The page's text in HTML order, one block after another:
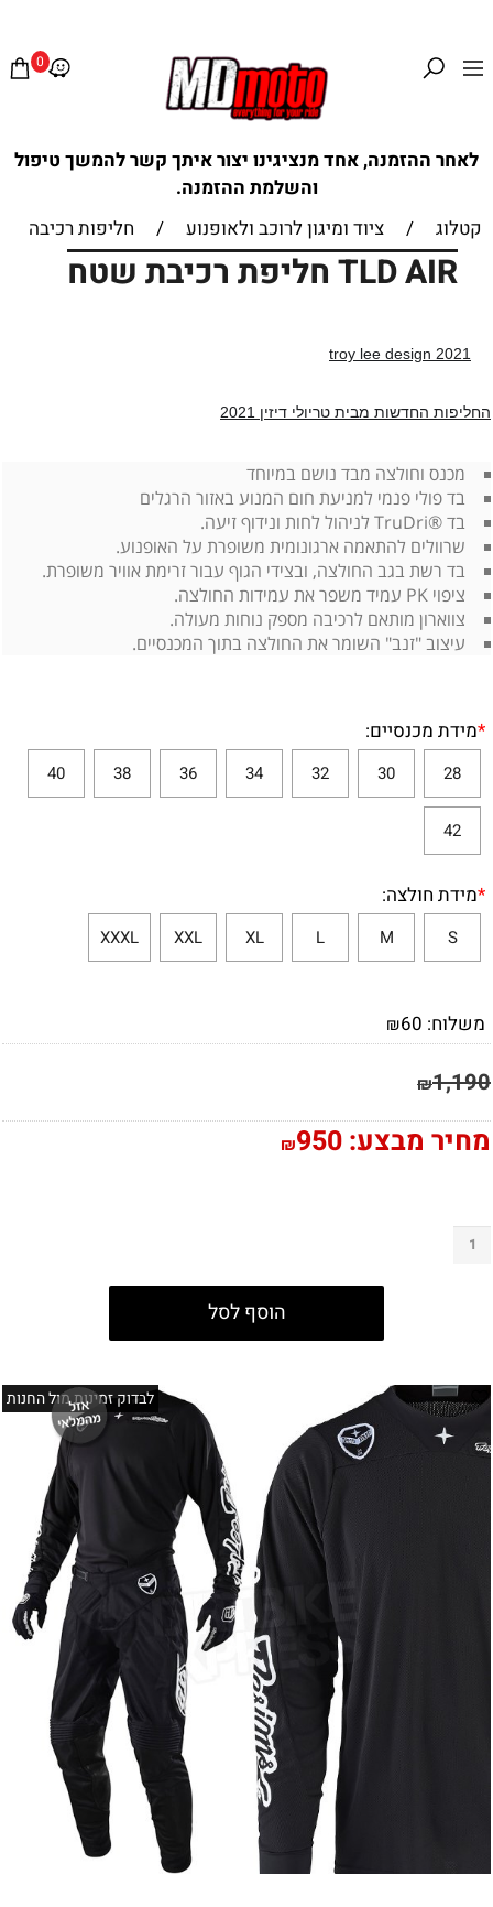
0
לאחר ההזמנה, אחד מנציגינו יצור איתך קשר להמשך טיפול
והשלמת ההזמנה.
קטלוג
/ ציוד ומיגון לרוכב ולאופנוע / חליפות רכיבה
TLD AIR חליפת רכיבת שטח
לבדוק זמינות מול החנות
troy lee design 2021
החליפות החדשות מבית טריולי דיזין 2021
מכנס וחולצה מבד נושם במיוחד
בד פולי פנמי למניעת חום המנוע באזור הרגלים
בד ®TruDri לניהול לחות ונידוף זיעה.
שרוולים להתאמה ארגונומית משופרת על האופנוע.
בד רשת בגב החולצה, ובצידי הגוף עבור זרימת אוויר משופרת.
ציפוי PK עמיד משפר את עמידות החולצה.
צווארון מותאם לרכיבה מספק נוחות מעולה.
עיצוב "זנב" השומר את החולצה בתוך המכנסיים.
*מידת מכנסיים:
28
30
32
34
36
38
40
42
*מידת חולצה:
S
M
L
XL
XXL
XXXL
משלוח: ₪60
₪1,190
מחיר מבצע: ₪950
הוסף לסל